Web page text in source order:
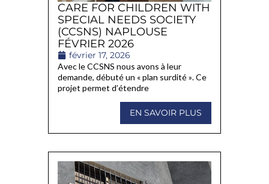
CARE FOR CHILDREN WITH
SPECIAL NEEDS SOCIETY
(CCSNS) NAPLOUSE
FÉVRIER 2026
février 17, 2026
Avec le CCSNS nous avons à leur
demande, débuté un « plan surdité ». Ce
projet permet d’étendre
EN SAVOIR PLUS